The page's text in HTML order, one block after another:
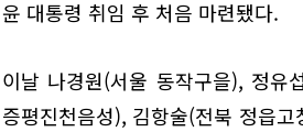
윤 대통령 취임 후 처음 마련됐다.
이날 나경원(서울 동작구을), 정유
증평진천음성), 김항술(전북 정읍